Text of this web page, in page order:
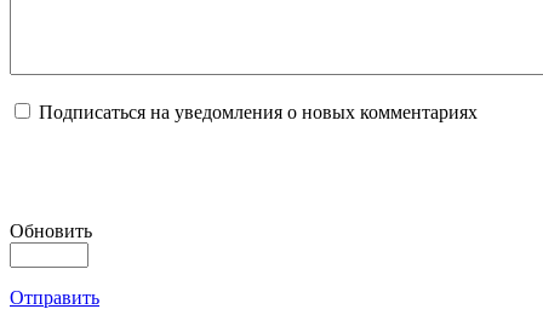
Подписаться на уведомления о новых комментариях
Обновить
Отправить